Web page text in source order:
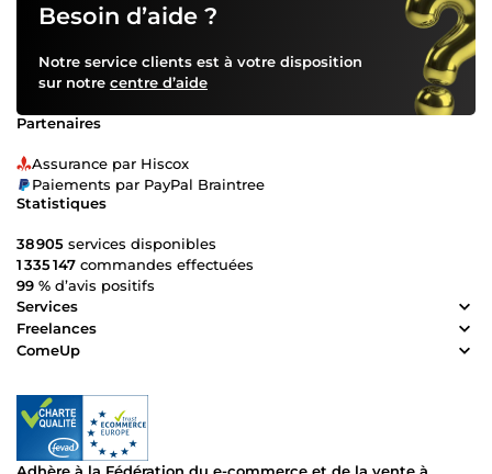
Besoin d’aide ?
Notre service clients est à votre disposition
sur notre centre d’aide
Partenaires
Assurance par Hiscox
Paiements par PayPal Braintree
Statistiques
38 905 services disponibles
1 335 147 commandes effectuées
99 % d’avis positifs
Services
Freelances
ComeUp
Adhère à la Fédération du e-commerce et de la vente à